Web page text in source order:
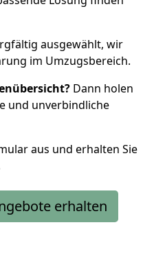
ausgewählt, wir
im Umzugsbereich.
Dann holen
und unverbindliche
aus und erhalten Sie
erhalten